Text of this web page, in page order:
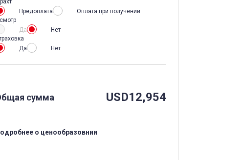
Предоплата
Оплата при получении
Да
Нет
Да
Нет
сумма USD12,954
о ценообразовнии